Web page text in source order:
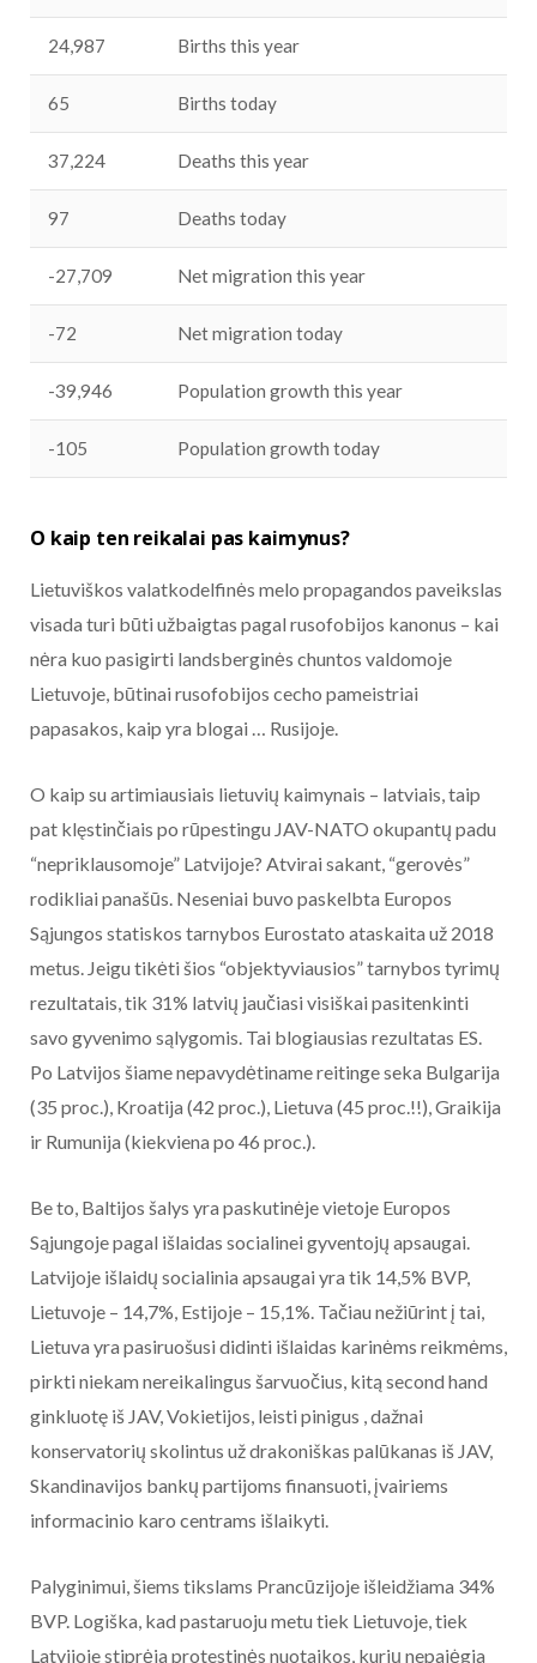
24,987 Births this year
65 Births today
37,224 Deaths this year
97 Deaths today
-27,709 Net migration this year
-72 Net migration today
-39,946 Population growth this year
-105 Population growth today
O kaip ten reikalai pas kaimynus?
Lietuviškos valatkodelfinės melo propagandos paveikslas
visada turi būti užbaigtas pagal rusofobijos kanonus – kai
nėra kuo pasigirti landsberginės chuntos valdomoje
Lietuvoje, būtinai rusofobijos cecho pameistriai
papasakos, kaip yra blogai … Rusijoje.
O kaip su artimiausiais lietuvių kaimynais – latviais, taip
pat klęstinčiais po rūpestingu JAV-NATO okupantų padu
“nepriklausomoje” Latvijoje? Atvirai sakant, “gerovės”
rodikliai panašūs. Neseniai buvo paskelbta Europos
Sąjungos statiskos tarnybos Eurostato ataskaita už 2018
metus. Jeigu tikėti šios “objektyviausios” tarnybos tyrimų
rezultatais, tik 31% latvių jaučiasi visiškai pasitenkinti
savo gyvenimo sąlygomis. Tai blogiausias rezultatas ES.
Po Latvijos šiame nepavydėtiname reitinge seka Bulgarija
(35 proc.), Kroatija (42 proc.), Lietuva (45 proc.!!), Graikija
ir Rumunija (kiekviena po 46 proc.).
Be to, Baltijos šalys yra paskutinėje vietoje Europos
Sąjungoje pagal išlaidas socialinei gyventojų apsaugai.
Latvijoje išlaidų socialinia apsaugai yra tik 14,5% BVP,
Lietuvoje – 14,7%, Estijoje – 15,1%. Tačiau nežiūrint į tai,
Lietuva yra pasiruošusi didinti išlaidas karinėms reikmėms,
pirkti niekam nereikalingus šarvuočius, kitą second hand
ginkluotę iš JAV, Vokietijos, leisti pinigus , dažnai
konservatorių skolintus už drakoniškas palūkanas iš JAV,
Skandinavijos bankų partijoms finansuoti, įvairiems
informacinio karo centrams išlaikyti.
Palyginimui, šiems tikslams Prancūzijoje išleidžiama 34%
BVP. Logiška, kad pastaruoju metu tiek Lietuvoje, tiek
Latvijoje stiprėja protestinės nuotaikos, kurių nepajėgia